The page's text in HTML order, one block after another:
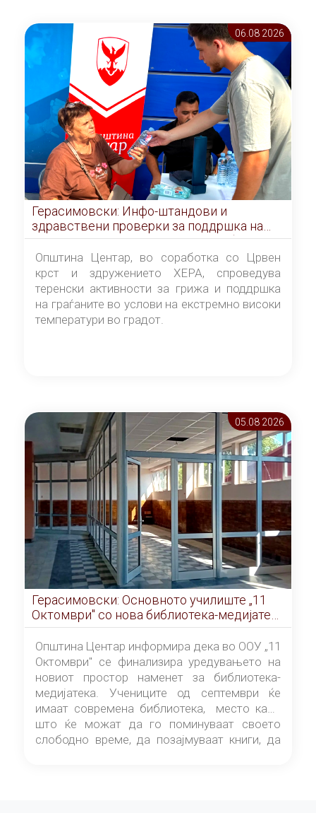
06.08 2026
Герасимовски: Инфо-штандови и
здравствени проверки за поддршка на
граѓаните во услови на топлотен бран
Општина Центар, во соработка со Црвен
крст и здружението ХЕРА, спроведува
теренски активности за грижа и поддршка
на граѓаните во услови на екстремно високи
температури во градот.
05.08 2026
Герасимовски: Основното училиште „11
Октомври" со нова библиотека-медијатека
од септември
Општина Центар информира дека во ООУ „11
Октомври" се финализира уредувањето на
новиот простор наменет за библиотека-
медијатека. Учениците од септември ќе
имаат современа библиотека, место каде
што ќе можат да го поминуваат своето
слободно време, да позајмуваат книги, да